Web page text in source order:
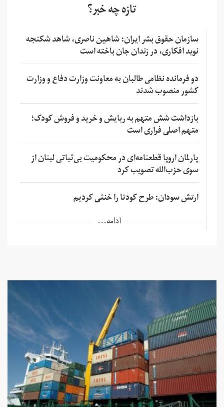
تازه چه خبر؟
سازمان حقوق بشر ایران: شاهین ناصری، شاهد شکنجه
نوید افکاری، در زندان جان باخته است
دو فرمانده نظامی طالبان به معاونت وزارت دفاع و وزارت
کشور منصوب شدند
بازداشت شش متهم به ربایش و خرید و فروش کودک؛
متهم اصلی فراری است
پارلمان اروپا قطعنامه‌ای در محکومیت بی‌ثباتی لبنان از
سوی حزب‌الله تصویب کرد
ارتش سودان: طرح کودتا را خنثی کردیم
ادامه...